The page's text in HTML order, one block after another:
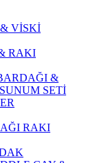
VİSKİ
RAKI
&
SETİ
RAKI